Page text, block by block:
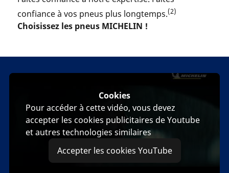
confiance à vos pneus plus longtemps.(2)
Choisissez les pneus MICHELIN !
Cookies
Pour accéder à cette vidéo, vous devez
accepter les cookies publicitaires de Youtube
et autres technologies similaires
Accepter les cookies YouTube